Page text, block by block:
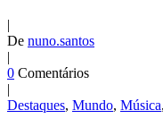
|
De nuno.santos
|
0 Comentários
|
Destaques, Mundo, Música,